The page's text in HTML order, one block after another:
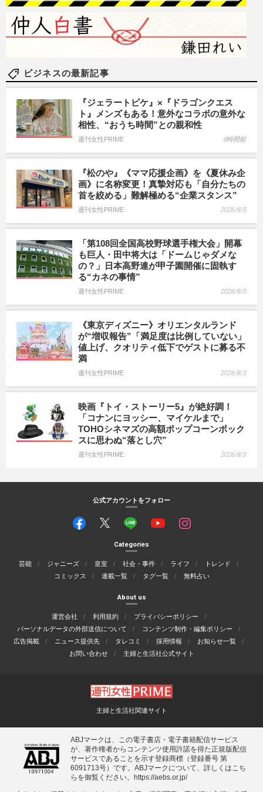
ビジネスの最新記事
『ジェラートピケ』×『ドラゴンクエス
ト』メンズもある！意外なコラボの意外な
相性、“おうち時間”との親和性
週刊女性PRIME 8時間前
『松のや』《ママ応援企画》を《夏休み企
画》に名称変更！真摯対応も「自分たちの
首を絞める」難解極める“企業スタンス”
週刊女性PRIME 2026/8/5
「第108回全国高校野球選手権大会」開幕
も巨人・田中将大は「ドームじゃダメな
の？」日本高野連が甲子園開催に固執す
る“カネの事情”
週刊女性PRIME 2026/8/5
《東京ディズニー》オリエンタルランド
が“増収報告”「満足度は比例していない」
値上げ、クオリティ低下でゲストに募る不
満
週刊女性PRIME 2026/8/3
映画『トイ・ストーリー5』が絶好調！
「コナンにヨッシー、マイケルまで」
TOHOシネマズの高額ポップコーンボック
スに思わぬ“落とし穴”
週刊女性PRIME 2026/8/3
公式アカウントをフォロー
Categories
芸能 ジャニーズ 皇室 社会・事件 ライフ
トレンド
コミックス
連載一覧 タグ一覧 無料占い
About us
運営会社 利用規約
プライバシーポリシー
パーソナルデータの外部送信について
コンテンツ制作・編集ポリシー
広告掲載
ニュース提供先 タレコミ 採用情報
お知らせ一覧
お問い合わせ
主婦と生活社公式サイト
主婦と生活社関連サイト
ABJマークは、この電子書店・電子書籍配信サービス
が、著作権者からコンテンツ使用許諾を得た正規版配信
サービスであることを示す登録商標（登録番号 第
6091713号）です。ABJマークについて、詳しくはこち
らを御覧ください。
https://aebs.or.jp/